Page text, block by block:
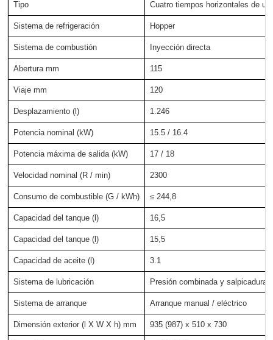
Tipo Cuatro tiempos horizontales de
Sistema de refrigeración Hopper
Sistema de combustión Inyección directa
Abertura mm 115
Viaje mm 120
Desplazamiento (l) 1.246
Potencia nominal (kW) 15.5 / 16.4
Potencia máxima de salida (kW) 17 / 18
Velocidad nominal (R / min) 2300
Consumo de combustible (G / kWh) ≤ 244,8
Capacidad del tanque (l) 16,5
Capacidad del tanque (l) 15,5
Capacidad de aceite (l) 3.1
Sistema de lubricación Presión combinada y salpicaduras
Sistema de arranque Arranque manual / eléctrico
Dimensión exterior (l X W X h) mm 935 (987) x 510 x 730